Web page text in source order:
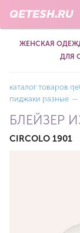
QETESH.RU
ЖЕНСКАЯ
ДЛЯ
каталог товаров
пиджаки разные —
БЛЕЙЗЕР
CIRCOLO 1901